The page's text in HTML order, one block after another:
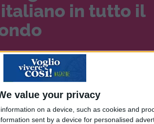
value your privacy
on a device, such as cookies and
sent by a device for personalised
in tutto il